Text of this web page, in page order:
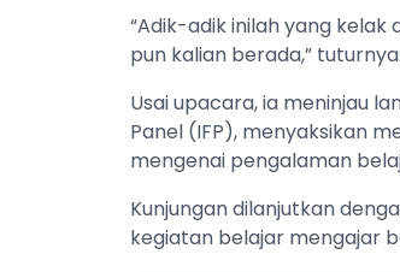
“Adik-adik inilah yang
pun kalian berada,” tuturnya.
Usai upacara, ia meninjau
Panel (IFP), menyaksikan
mengenai pengalaman
Kunjungan dilanjutkan
kegiatan belajar mengajar